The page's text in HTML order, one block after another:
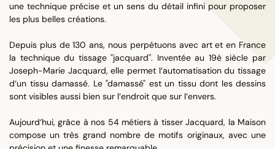
une technique précise et un sens du détail infini pour proposer
les plus belles créations.
Depuis plus de 130 ans, nous perpétuons avec art et en France
la technique du tissage "jacquard". Inventée au 19è siècle par
Joseph-Marie Jacquard, elle permet l‘automatisation du tissage
d‘un tissu damassé. Le "damassé" est un tissu dont les dessins
sont visibles aussi bien sur l‘endroit que sur l‘envers.
Aujourd‘hui, grâce à nos 54 métiers à tisser Jacquard, la Maison
compose un très grand nombre de motifs originaux, avec une